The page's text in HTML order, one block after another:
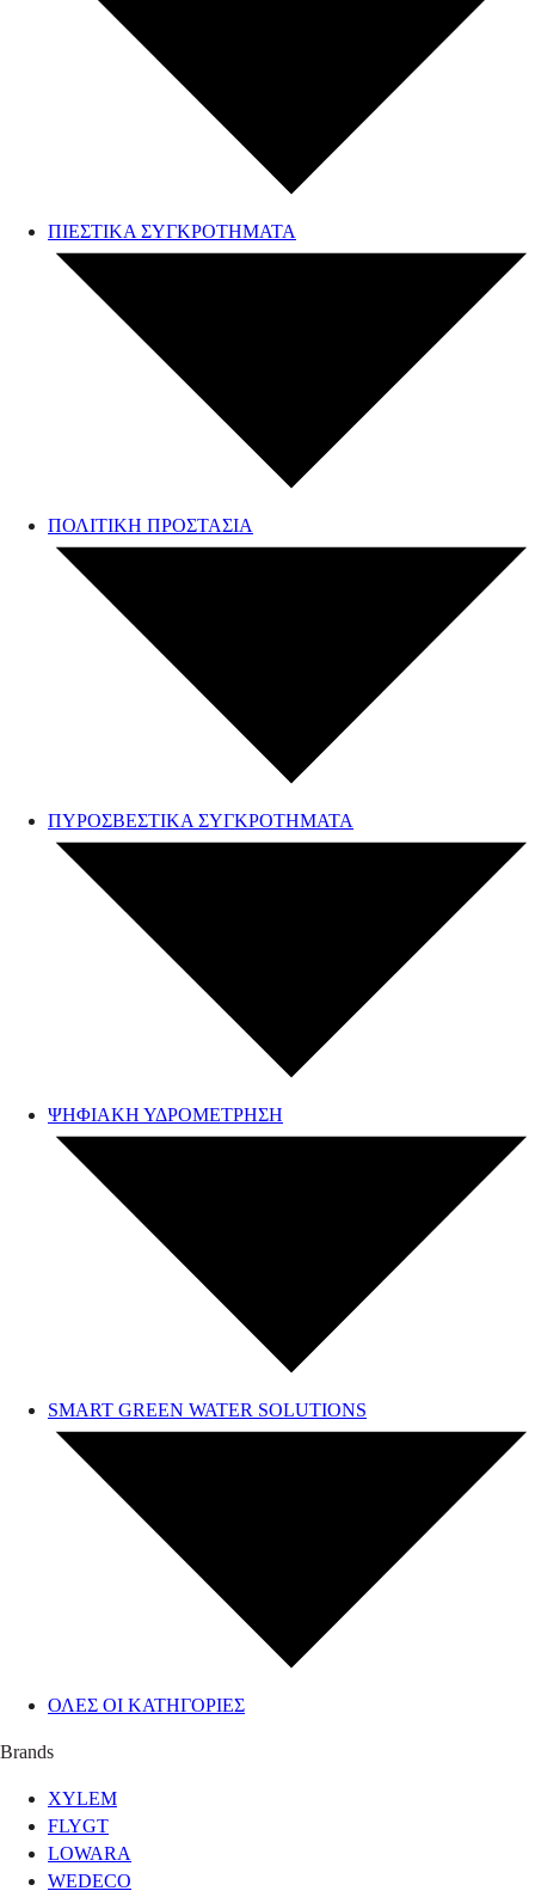
ΠΙΕΣΤΙΚΑ ΣΥΓΚΡΟΤΗΜΑΤΑ
ΠΟΛΙΤΙΚΗ ΠΡΟΣΤΑΣΙΑ
ΠΥΡΟΣΒΕΣΤΙΚΑ ΣΥΓΚΡΟΤΗΜΑΤΑ
ΨΗΦΙΑΚΗ ΥΔΡΟΜΕΤΡΗΣΗ
SMART GREEN WATER SOLUTIONS
ΟΛΕΣ ΟΙ ΚΑΤΗΓΟΡΙΕΣ
Brands
XYLEM
FLYGT
LOWARA
WEDECO